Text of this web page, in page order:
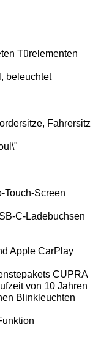
Türelementen
beleuchtet
Fahrersitz
Touch-Screen
C-Ladebuchsen
Apple CarPlay
CUPRA
von 10 Jahren
Blinkleuchten